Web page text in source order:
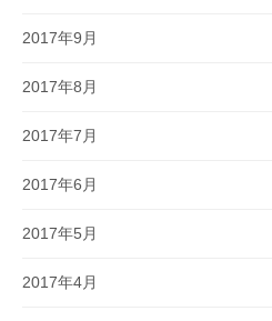
2017年9月
2017年8月
2017年7月
2017年6月
2017年5月
2017年4月